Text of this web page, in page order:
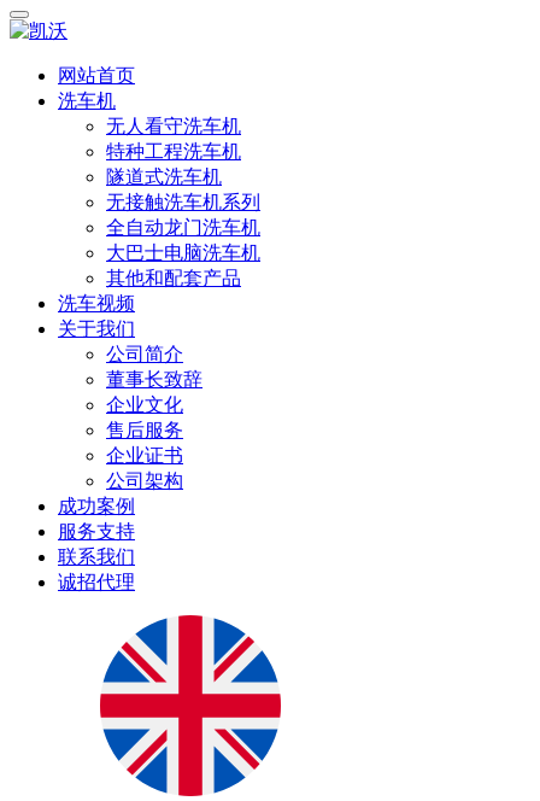
网站首页
洗车机
无人看守洗车机
特种工程洗车机
隧道式洗车机
无接触洗车机系列
全自动龙门洗车机
大巴士电脑洗车机
其他和配套产品
洗车视频
关于我们
公司简介
董事长致辞
企业文化
售后服务
企业证书
公司架构
成功案例
服务支持
联系我们
诚招代理